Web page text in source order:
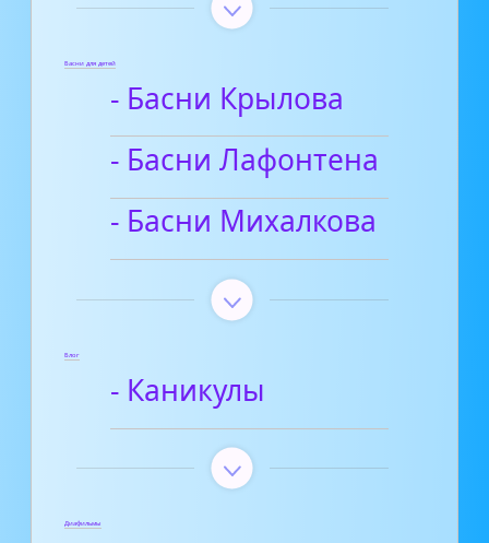
Басни для детей
- Басни Крылова
- Басни Лафонтена
- Басни Михалкова
Блог
- Каникулы
Диафильмы